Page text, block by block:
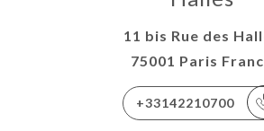
11 bis Rue des
75001 Paris
+33142210700